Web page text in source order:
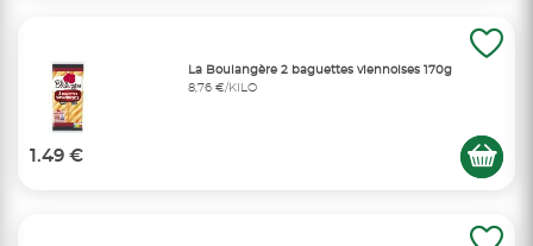
La Boulangère 2 baguettes viennoises 170g
8,76 €/KILO
1.49 €